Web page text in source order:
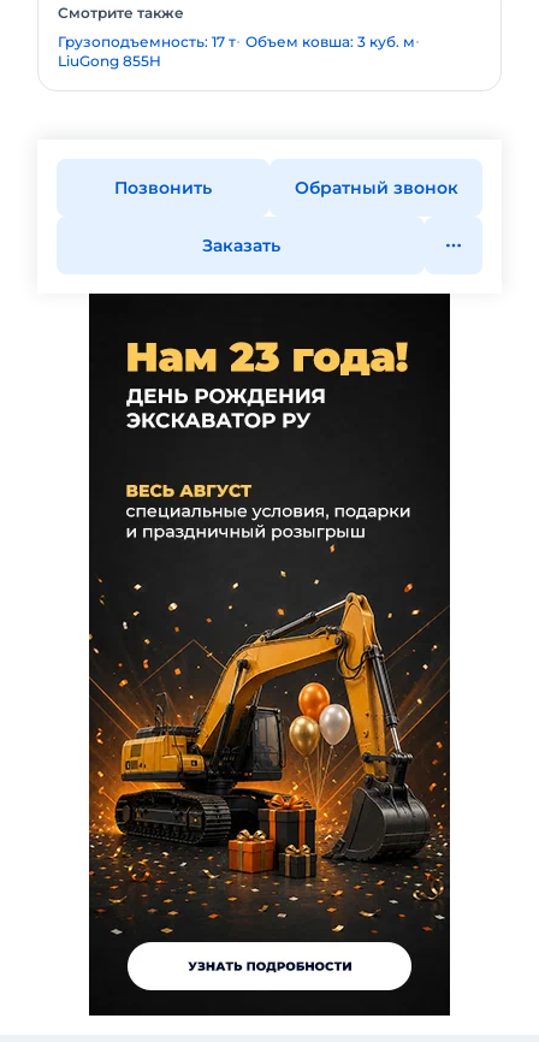
Смотрите также
Грузоподъемность: 17 т Объем ковша: 3 куб. м
LiuGong 855H
Позвонить Обратный звонок
Заказать